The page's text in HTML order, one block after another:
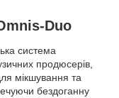
Duo
система
продюсерів,
мікшування та
бездоганну